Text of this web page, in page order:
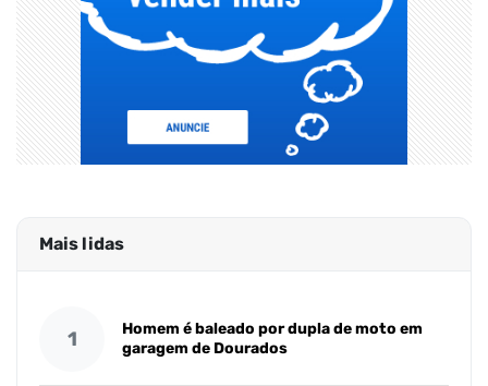
Mais lidas
1
Homem é baleado por dupla de moto em
garagem de Dourados